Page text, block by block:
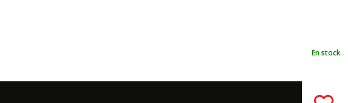
En stock